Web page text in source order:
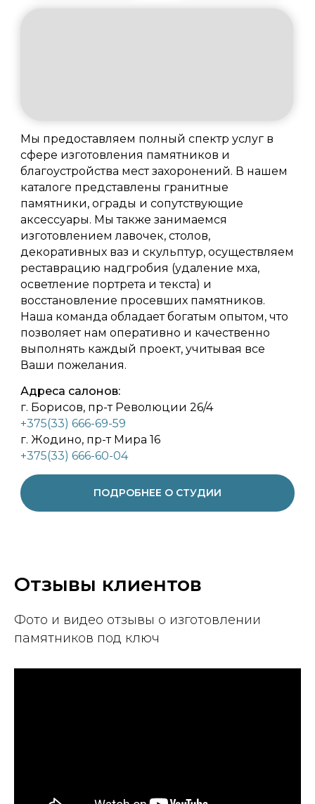
Мы предоставляем полный спектр услуг в
сфере изготовления памятников и
благоустройства мест захоронений. В нашем
каталоге представлены гранитные
памятники, ограды и сопутствующие
аксессуары. Мы также занимаемся
изготовлением лавочек, столов,
декоративных ваз и скульптур, осуществляем
реставрацию надгробия (удаление мха,
осветление портрета и текста) и
восстановление просевших памятников.
Наша команда обладает богатым опытом, что
позволяет нам оперативно и качественно
выполнять каждый проект, учитывая все
Ваши пожелания.
Адреса салонов:
г. Борисов, пр-т Революции 26/4
+375(33) 666-69-59
г. Жодино, пр-т Мира 16
+375(33) 666-60-04
ПОДРОБНЕЕ О СТУДИИ
Отзывы клиентов
Фото и видео отзывы о изготовлении
памятников под ключ